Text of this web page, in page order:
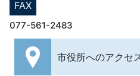
FAX
077-561-2483
市役所へのアクセ